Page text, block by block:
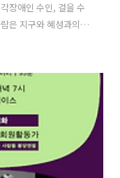
장애인 수인, 걸을 수
은 지구와 혜성과의
하는 사람들 틈을 지
상한 재희 앞에 나타
길은 어느 틈에 고요
쉬이 가보지 못했던
로의 몸에 기대어 살
둘만 걷는 길 위, ..